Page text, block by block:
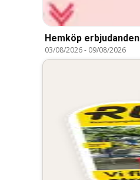
Hemköp erbjudanden
03/08/2026- 09/08/2026